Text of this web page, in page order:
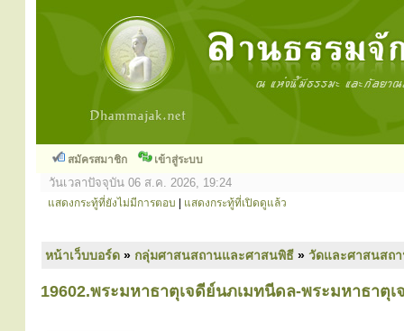
สมัครสมาชิก เข้าสู่ระบบ
วันเวลาปัจจุบัน 06 ส.ค. 2026, 19:24
แสดงกระทู้ที่ยังไม่มีการตอบ แสดงกระทู้ที่เปิดดูแล้ว
หน้าเว็บบอร์ด » กลุ่มศาสนสถานและศาสนพิธี » วัดและศาสนสถ
19602.พระมหาธาตุเจดีย์นภเมทนีดล-พระมหาธาตุ